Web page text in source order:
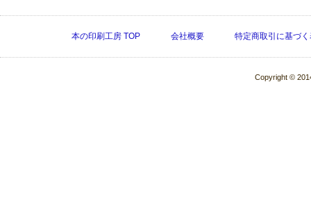
本の印刷工房 TOP 会社概要 特定商取引に基づく
Copyright ©